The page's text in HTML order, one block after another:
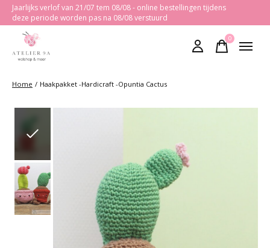
Jaarlijks verlof van 21/07 tem 08/08 - online bestellingen tijdens
deze periode worden pas na 08/08 verstuurd
0items
Home / Haakpakket -Hardicraft -Opuntia Cactus